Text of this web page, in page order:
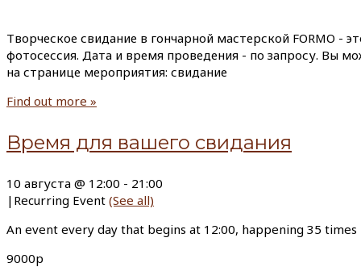
Творческое свидание в гончарной мастерской FORMO -
фотосессия. Дата и время проведения - по запросу. Вы
на странице мероприятия: свидание
Find out more »
Время для вашего свидания
10 августа @ 12:00 - 21:00
| Recurring Event (See all)
An event every day that begins at 12:00, happening 35 times
9000р